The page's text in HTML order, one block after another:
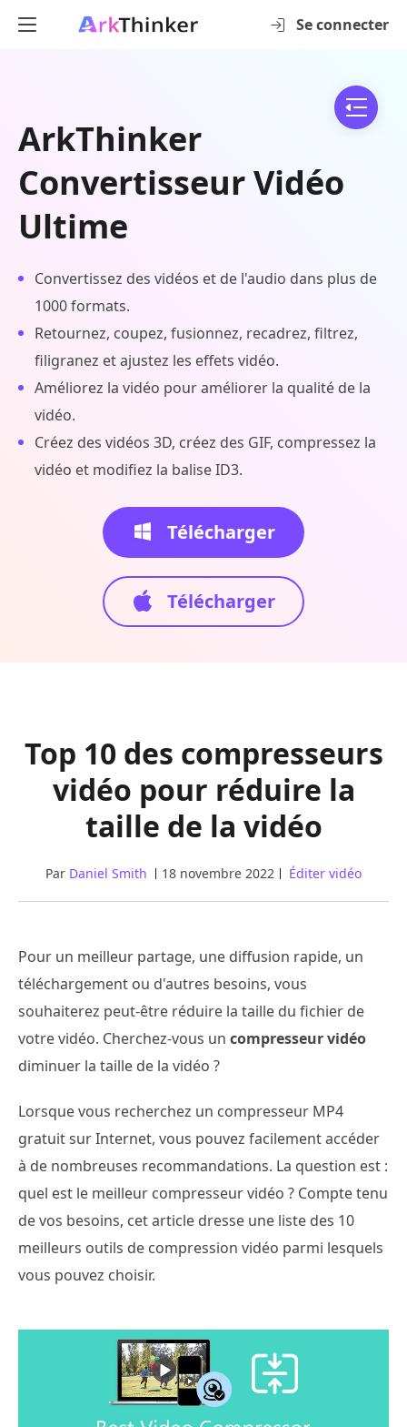
Se connecter
ArkThinker
Convertisseur Vidéo
Ultime
Convertissez des vidéos et de l'audio dans plus de
1000 formats.
Retournez, coupez, fusionnez, recadrez, filtrez,
filigranez et ajustez les effets vidéo.
Améliorez la vidéo pour améliorer la qualité de la
vidéo.
Créez des vidéos 3D, créez des GIF, compressez la
vidéo et modifiez la balise ID3.
Télécharger
Télécharger
Top 10 des compresseurs
vidéo pour réduire la
taille de la vidéo
Par Daniel Smith 18 novembre 2022 Éditer vidéo
Pour un meilleur partage, une diffusion rapide, un
téléchargement ou d'autres besoins, vous
souhaiterez peut-être réduire la taille du fichier de
votre vidéo. Cherchez-vous un compresseur vidéo
diminuer la taille de la vidéo ?
Lorsque vous recherchez un compresseur MP4
gratuit sur Internet, vous pouvez facilement accéder
à de nombreuses recommandations. La question est :
quel est le meilleur compresseur vidéo ? Compte tenu
de vos besoins, cet article dresse une liste des 10
meilleurs outils de compression vidéo parmi lesquels
vous pouvez choisir.